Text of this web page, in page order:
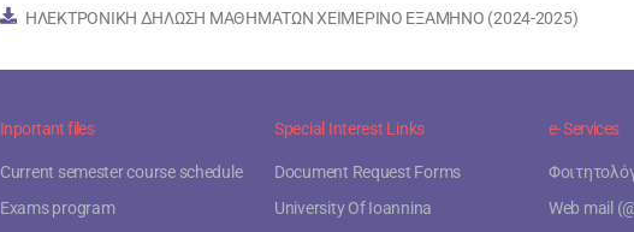
ΗΛΕΚΤΡΟΝΙΚΗ ΔΗΛΩΣΗ ΜΑΘΗΜΑΤΩΝ ΧΕΙΜΕΡΙΝΟ ΕΞΑΜΗΝΟ (2024-2025)
Inportant files
Current semester course schedule
Exams program
Special Interest Links
Document Request Forms
University Of Ioannina
e- Services
Web mail